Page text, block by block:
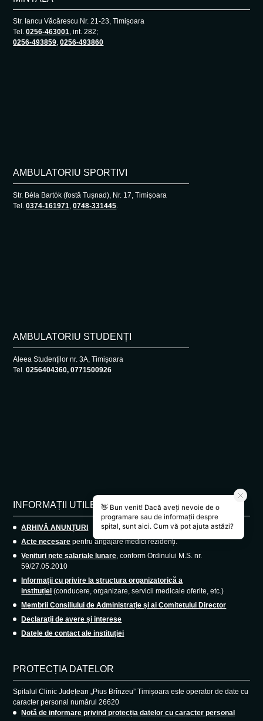
Str. Iancu Văcărescu Nr. 21-23, Timișoara
Tel.0256-463001, int. 282;
0256-493859,0256-493860
AMBULATORIU SPORTIVI
Str. Béla Bartók (fostă Tușnad), Nr. 17, Timișoara
Tel.0374-161971,0748-331445.
AMBULATORIU STUDENȚI
Aleea Studenţilor nr. 3A, Timișoara
Tel.0256404360, 0771500926
INFORMAȚII UTILE
ARHIVĂ ANUNȚURI
Acte necesare pentru angajare medici rezidenți.
Venituri nete salariale lunare, conform Ordinului M.S. nr.
59/27.05.2010
Informații cu privire la structura organizatorică a
instituției (conducere, organizare, servicii medicale oferite, etc.)
Membrii Consiliului de Administrație și ai Comitetului Director
Declarații de avere și interese
Datele de contact ale instituției
PROTECȚIA DATELOR
Spitalul Clinic Județean „Pius Brînzeu” Timișoara este operator de date cu
caracter personal numărul 26620
Notă de informare privind protecția datelor cu caracter personal